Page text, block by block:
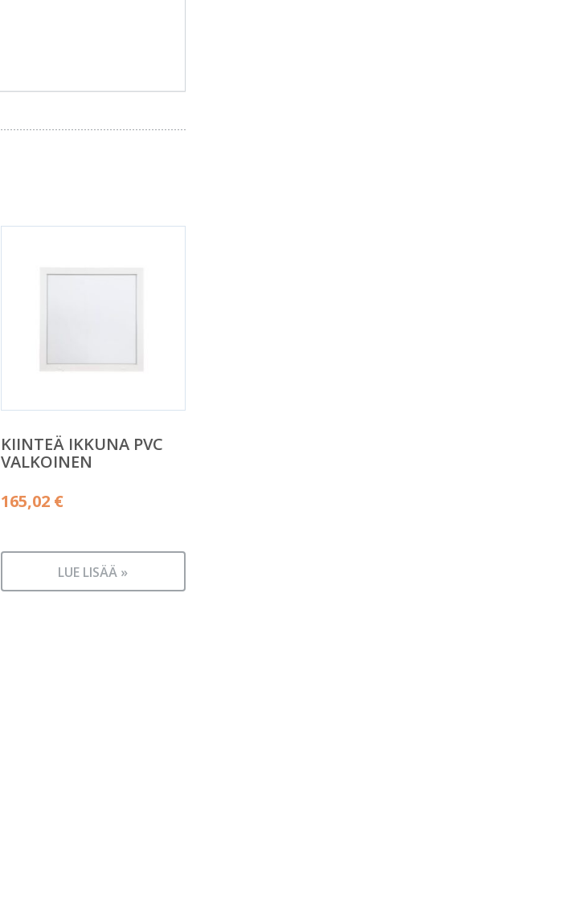
KIINTEÄ IKKUNA PVC
VALKOINEN
165,02 €
LUE LISÄÄ »